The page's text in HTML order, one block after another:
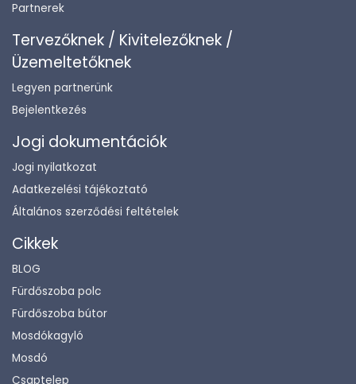
Partnerek
Tervezőknek / Kivitelezőknek /
Üzemeltetőknek
Legyen partnerünk
Bejelentkezés
Jogi dokumentációk
Jogi nyilatkozat
Adatkezelési tájékoztató
Általános szerződési feltételek
Cikkek
BLOG
Fürdőszoba polc
Fürdőszoba bútor
Mosdókagyló
Mosdó
Csaptelep